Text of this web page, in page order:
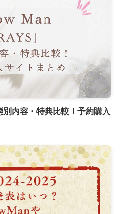
内容・特典比較！予約購入